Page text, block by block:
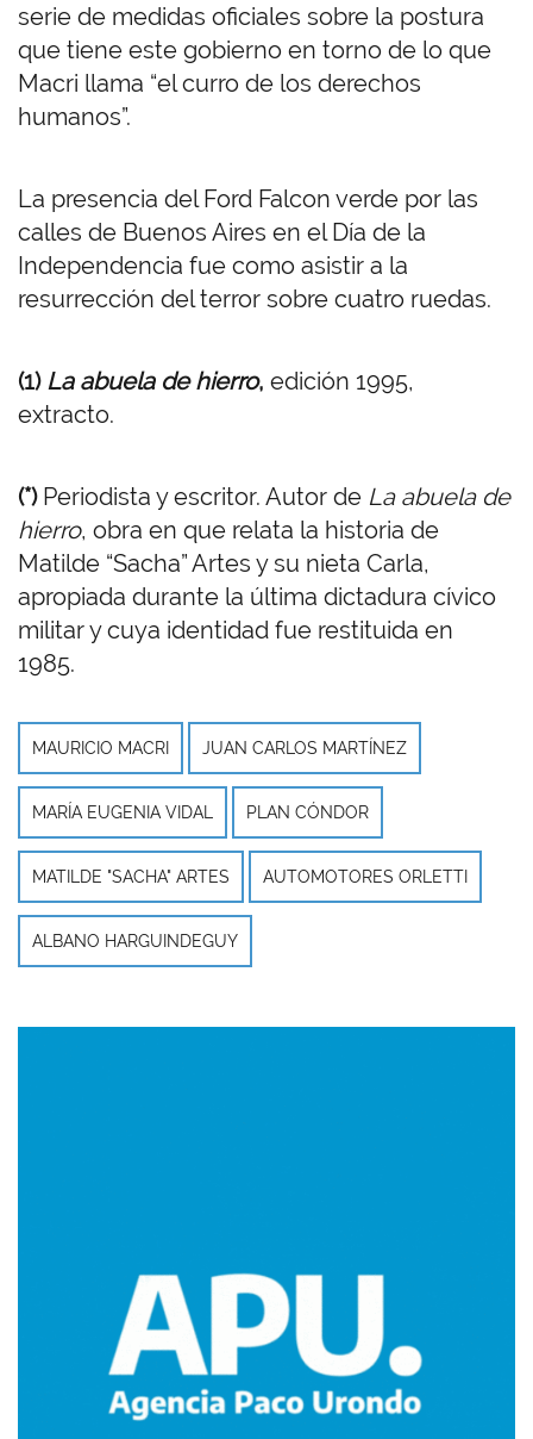
serie de medidas oficiales sobre la postura
que tiene este gobierno en torno de lo que
Macri llama “el curro de los derechos
humanos”.
La presencia del Ford Falcon verde por las
calles de Buenos Aires en el Día de la
Independencia fue como asistir a la
resurrección del terror sobre cuatro ruedas.
(1) La abuela de hierro, edición 1995,
extracto.
(*)Periodista y escritor. Autor de La abuela de
hierro, obra en que relata la historia de
Matilde “Sacha” Artes y su nieta Carla,
apropiada durante la última dictadura cívico
militar y cuya identidad fue restituida en
1985.
MAURICIO MACRI JUAN CARLOS MARTÍNEZ
MARÍA EUGENIA VIDAL PLAN CÓNDOR
MATILDE "SACHA" ARTES AUTOMOTORES ORLETTI
ALBANO HARGUINDEGUY